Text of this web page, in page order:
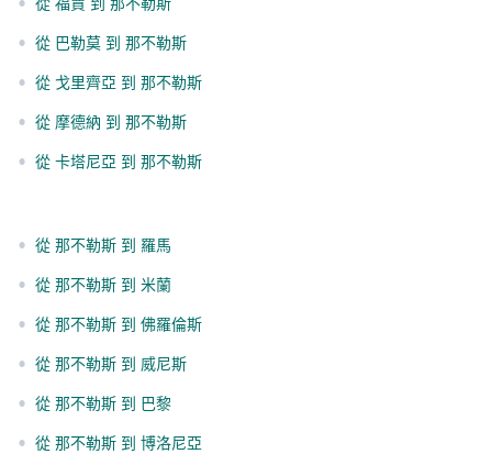
• 從 福賈 到 那不勒斯
• 從 巴勒莫 到 那不勒斯
• 從 戈里齊亞 到 那不勒斯
• 從 摩德納 到 那不勒斯
• 從 卡塔尼亞 到 那不勒斯
• 從 那不勒斯 到 羅馬
• 從 那不勒斯 到 米蘭
• 從 那不勒斯 到 佛羅倫斯
• 從 那不勒斯 到 威尼斯
• 從 那不勒斯 到 巴黎
• 從 那不勒斯 到 博洛尼亞